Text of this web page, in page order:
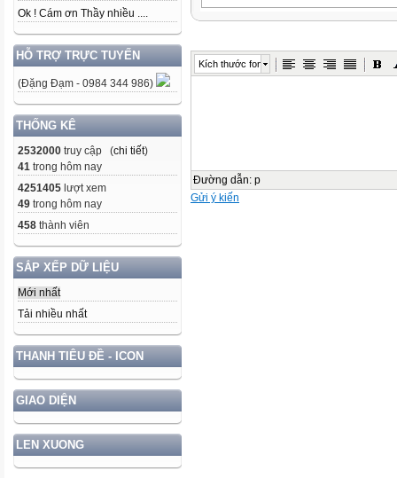
Ok ! Cám ơn Thầy nhiều ....
HỖ TRỢ TRỰC TUYẾN
(Đặng Đạm - 0984 344 986)
THỐNG KÊ
2532000 truy cập (chi tiết)
41 trong hôm nay
4251405 lượt xem
49 trong hôm nay
458 thành viên
SẮP XẾP DỮ LIỆU
Mới nhất
Tải nhiều nhất
THANH TIÊU ĐỀ - ICON
GIAO DIỆN
LEN XUONG
Kích thước font
Đường dẫn: p
Gửi ý kiến